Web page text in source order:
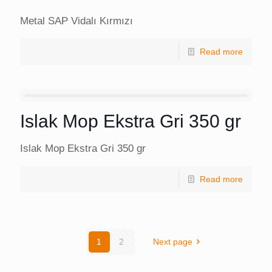
Metal SAP Vidalı Kırmızı
Read more
Islak Mop Ekstra Gri 350 gr
Islak Mop Ekstra Gri 350 gr
Read more
1 2 Next page